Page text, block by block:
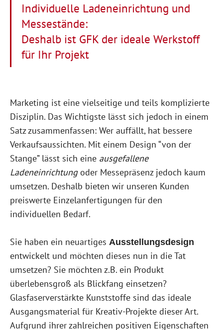
Individuelle Ladeneinrichtung und
Messestände:
Deshalb ist GFK der ideale Werkstoff
für Ihr Projekt
Marketing ist eine vielseitige und teils komplizierte
Disziplin. Das Wichtigste lässt sich jedoch in einem
Satz zusammenfassen: Wer auffällt, hat bessere
Verkaufsaussichten. Mit einem Design “von der
Stange” lässt sich eine ausgefallene
Ladeneinrichtungoder Messepräsenz jedoch kaum
umsetzen. Deshalb bieten wir unseren Kunden
preiswerte Einzelanfertigungen für den
individuellen Bedarf.
Sie haben ein neuartiges Ausstellungsdesign
entwickelt und möchten dieses nun in die Tat
umsetzen? Sie möchten z.B. ein Produkt
überlebensgroß als Blickfang einsetzen?
Glasfaserverstärkte Kunststoffe sind das ideale
Ausgangsmaterial für Kreativ-Projekte dieser Art.
Aufgrund ihrer zahlreichen positiven Eigenschaften